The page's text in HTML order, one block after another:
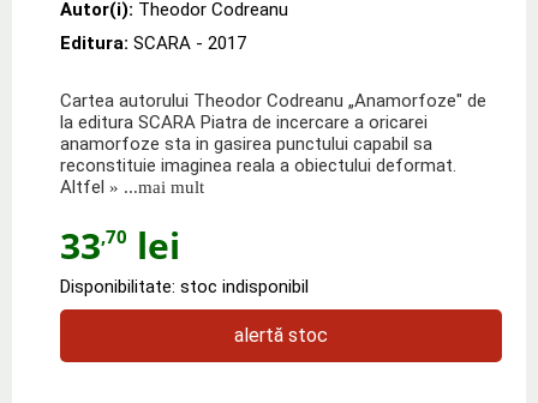
Autor(i): Theodor Codreanu
Editura: SCARA - 2017
Cartea autorului Theodor Codreanu „Anamorfoze" de
la editura SCARA Piatra de incercare a oricarei
anamorfoze sta in gasirea punctului capabil sa
reconstituie imaginea reala a obiectului deformat.
Altfel » ...mai mult
33,70 lei
Disponibilitate: stoc indisponibil
alertă stoc